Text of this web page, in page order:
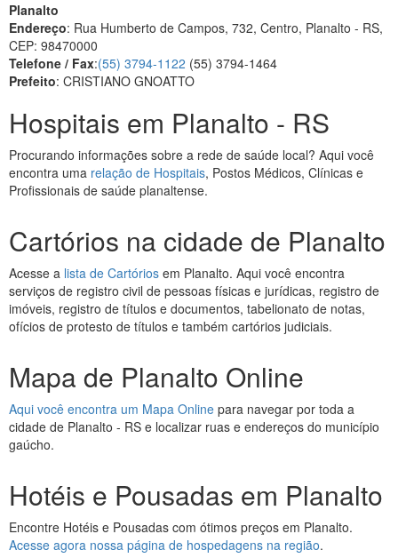
Planalto
Endereço: Rua Humberto de Campos, 732, Centro, Planalto - RS,
CEP: 98470000
Telefone / Fax:(55) 3794-1122 (55) 3794-1464
Prefeito: CRISTIANO GNOATTO
Hospitais em Planalto - RS
Procurando informações sobre a rede de saúde local? Aqui você
encontra uma relação de Hospitais, Postos Médicos, Clínicas e
Profissionais de saúde planaltense.
Cartórios na cidade de Planalto
Acesse a lista de Cartórios em Planalto. Aqui você encontra
serviços de registro civil de pessoas físicas e jurídicas, registro de
imóveis, registro de títulos e documentos, tabelionato de notas,
ofícios de protesto de títulos e também cartórios judiciais.
Mapa de Planalto Online
Aqui você encontra um Mapa Online para navegar por toda a
cidade de Planalto - RS e localizar ruas e endereços do município
gaúcho.
Hotéis e Pousadas em Planalto
Encontre Hotéis e Pousadas com ótimos preços em Planalto.
Acesse agora nossa página de hospedagens na região.